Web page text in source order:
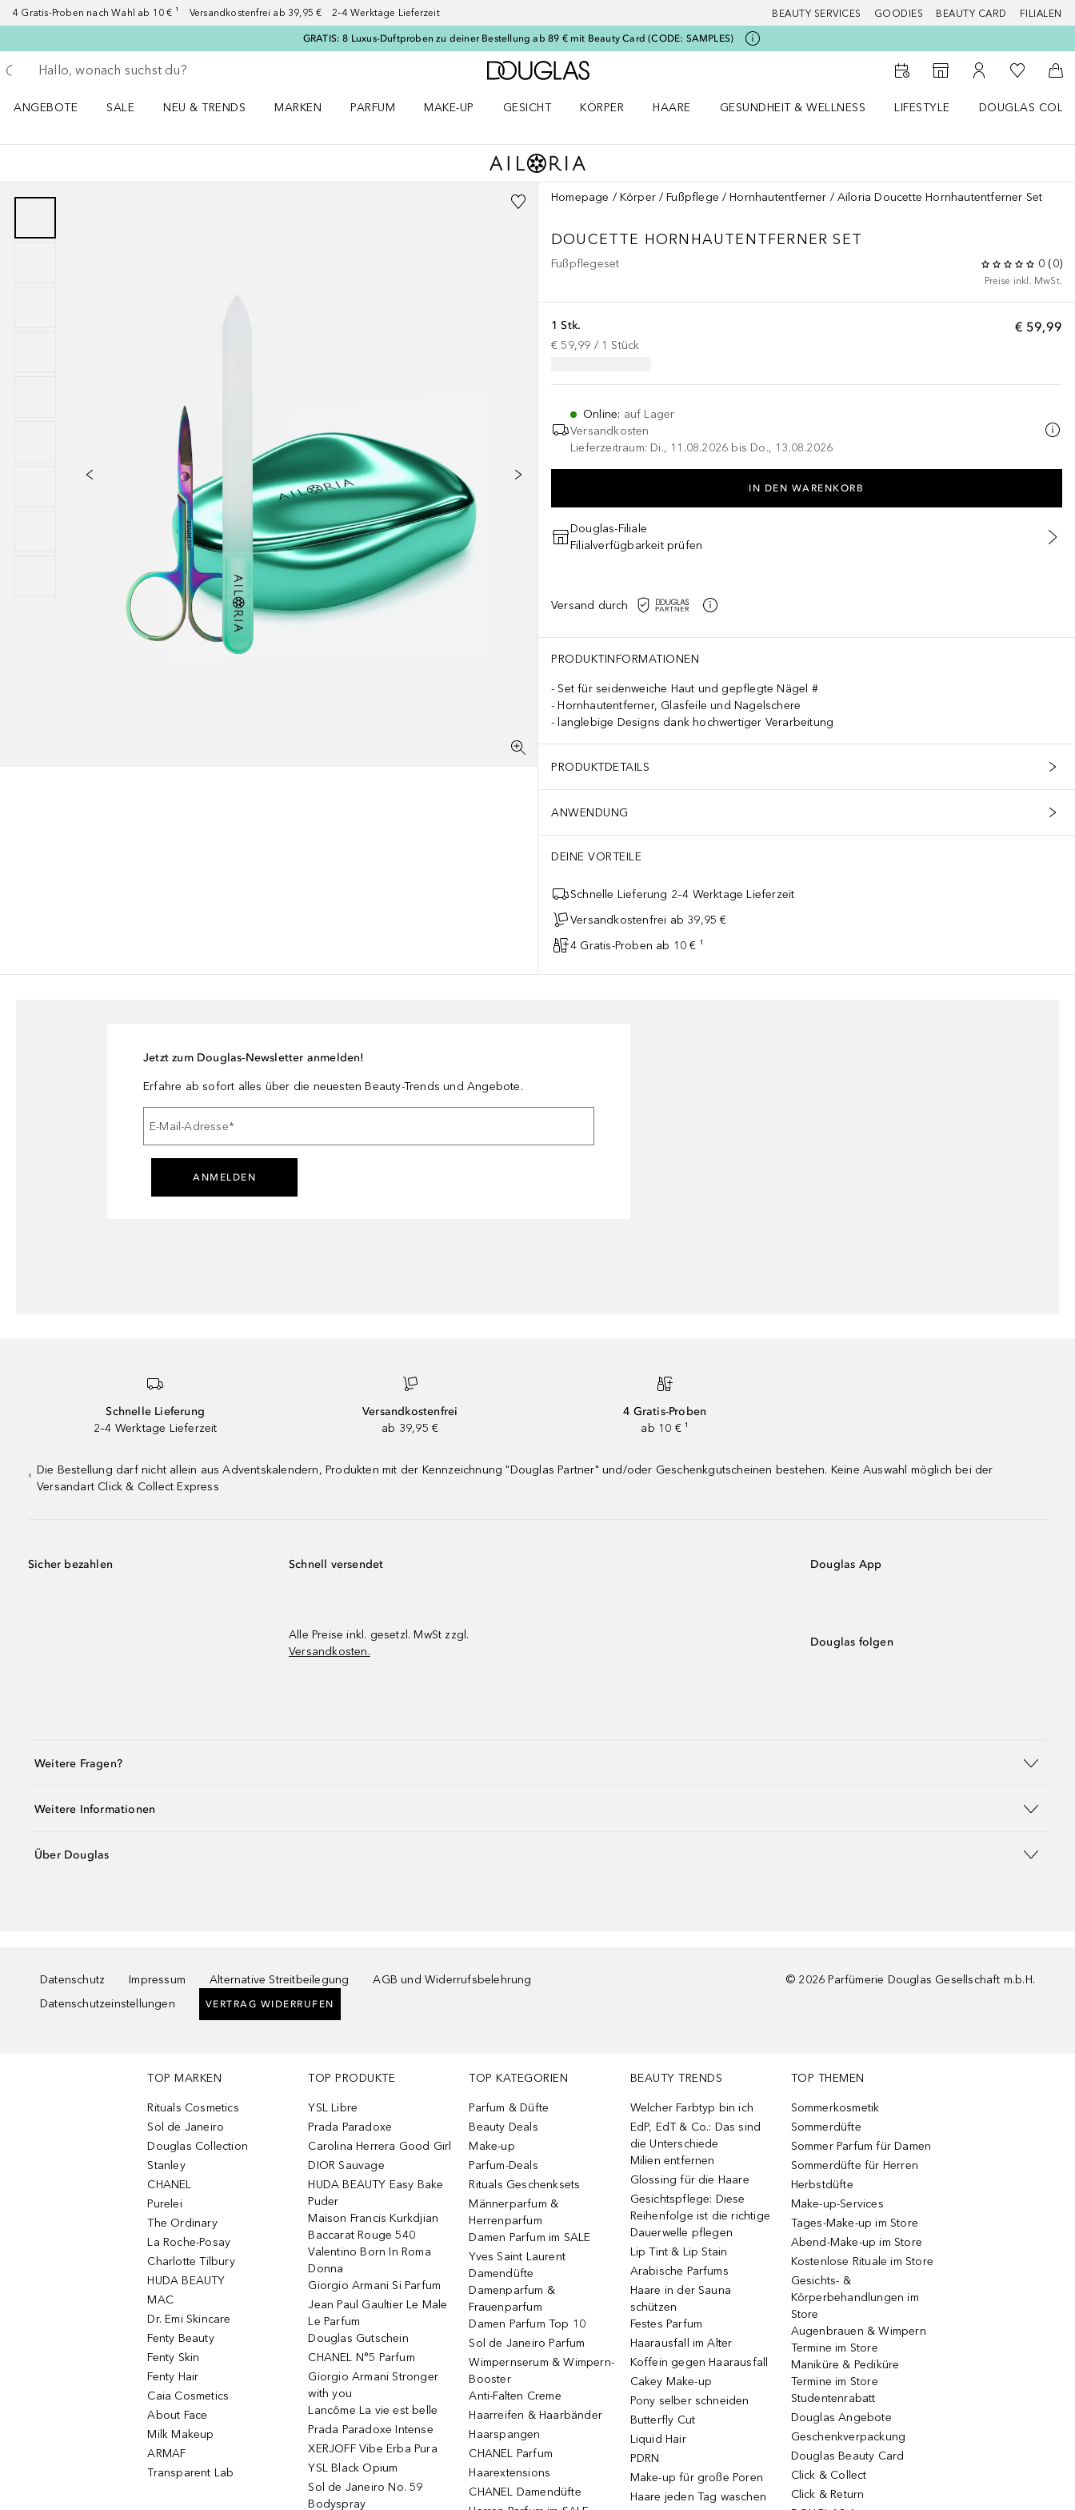
4 Gratis-Proben nach Wahl ab 10 € ¹ Versandkostenfrei ab 39,95 € 2–4 Werktage Lieferzeit BEAUTY SERVICES GOODIES BEAUTY CARD FILIALEN
GRATIS: 8 Luxus-Duftproben zu deiner Bestellung ab 89 € mit Beauty Card (CODE: SAMPLES)
Gehe zurück
Suche ausführen
Zur Douglas Startseite
Zum Storefinder
Zu Meinem
Zu Meiner
ANGEBOTE
SALE
NEU & TRENDS
MARKEN
PARFUM
MAKE-UP
GESICHT
KÖRPER
HAARE
GESUNDHEIT & WELLNESS
LIFESTYLE
DOUGLAS
Homepage Körper Fußpflege Hornhautentferner Ailoria Doucette Hornhautentferner Set
DOUCETTE HORNHAUTENTFERNER SET
Fußpflegeset 0 (0)
Preise inkl. MwSt.
€ 59,99
1 Stk.
€ 59,99 / 1 Stück
Online: auf Lager
Versandkosten
Lieferzeitraum: Di., 11.08.2026 bis Do., 13.08.2026
IN DEN WARENKORB
Douglas-Filiale
Filialverfügbarkeit prüfen
Versand durch
PRODUKTINFORMATIONEN
Set für seidenweiche Haut und gepflegte Nägel #
Hornhautentferner, Glasfeile und Nagelschere
langlebige Designs dank hochwertiger Verarbeitung
PRODUKTDETAILS
ANWENDUNG
DEINE VORTEILE
Schnelle Lieferung 2–4 Werktage Lieferzeit
Versandkostenfrei ab 39,95 €
4 Gratis-Proben ab 10 € ¹
Jetzt zum Douglas-Newsletter anmelden!
Erfahre ab sofort alles über die neuesten Beauty-Trends und Angebote.
E-Mail-Adresse*
ANMELDEN
Schnelle Lieferung
2–4 Werktage Lieferzeit
Versandkostenfrei
ab 39,95 €
4 Gratis-Proben
ab 10 € ¹
¹
Die Bestellung darf nicht allein aus Adventskalendern, Produkten mit der Kennzeichnung "Douglas Partner" und/oder Geschenkgutscheinen bestehen. Keine Auswahl möglich bei der
Versandart Click & Collect Express
Sicher bezahlen Schnell versendet
Alle Preise inkl. gesetzl. MwSt zzgl.
Versandkosten.
Douglas App
Douglas folgen
Weitere Fragen?
Weitere Informationen
Über Douglas
Datenschutz Impressum Alternative Streitbeilegung
AGB und Widerrufsbelehrung
Datenschutzeinstellungen
VERTRAG WIDERRUFEN
© 2026 Parfümerie Douglas Gesellschaft m.b.H.
TOP MARKEN
Rituals Cosmetics
Sol de Janeiro
Douglas Collection
Stanley
CHANEL
Purelei
The Ordinary
La Roche-Posay
Charlotte Tilbury
HUDA BEAUTY
MAC
Dr. Emi Skincare
Fenty Beauty
Fenty Skin
Fenty Hair
Caia Cosmetics
About Face
Milk Makeup
ARMAF
Transparent Lab
TOP PRODUKTE
YSL Libre
Prada Paradoxe
Carolina Herrera Good Girl
DIOR Sauvage
HUDA BEAUTY Easy Bake
Puder
Maison Francis Kurkdjian
Baccarat Rouge 540
Valentino Born In Roma
Donna
Giorgio Armani Si Parfum
Jean Paul Gaultier Le Male
Le Parfum
Douglas Gutschein
CHANEL N°5 Parfum
Giorgio Armani Stronger
with you
Lancôme La vie est belle
Prada Paradoxe Intense
XERJOFF Vibe Erba Pura
YSL Black Opium
Sol de Janeiro No. 59
Bodyspray
TOP KATEGORIEN
Parfum & Düfte
Beauty Deals
Make-up
Parfum-Deals
Rituals Geschenksets
Männerparfum &
Herrenparfum
Damen Parfum im SALE
Yves Saint Laurent
Damendüfte
Damenparfum &
Frauenparfum
Damen Parfum Top 10
Sol de Janeiro Parfum
Wimpernserum & Wimpern-
Booster
Anti-Falten Creme
Haarreifen & Haarbänder
Haarspangen
CHANEL Parfum
Haarextensions
CHANEL Damendüfte
BEAUTY TRENDS
Welcher Farbtyp bin ich
EdP, EdT & Co.: Das sind
die Unterschiede
Milien entfernen
Glossing für die Haare
Gesichtspflege: Diese
Reihenfolge ist die richtige
Dauerwelle pflegen
Lip Tint & Lip Stain
Arabische Parfums
Haare in der Sauna
schützen
Festes Parfum
Haarausfall im Alter
Koffein gegen Haarausfall
Cakey Make-up
Pony selber schneiden
Butterfly Cut
Liquid Hair
PDRN
Make-up für große Poren
Haare jeden Tag waschen
TOP THEMEN
Sommerkosmetik
Sommerdüfte
Sommer Parfum für Damen
Sommerdüfte für Herren
Herbstdüfte
Make-up-Services
Tages-Make-up im Store
Abend-Make-up im Store
Kostenlose Rituale im Store
Gesichts- &
Körperbehandlungen im
Store
Augenbrauen & Wimpern
Termine im Store
Maniküre & Pediküre
Termine im Store
Studentenrabatt
Douglas Angebote
Geschenkverpackung
Douglas Beauty Card
Click & Collect
Click & Return